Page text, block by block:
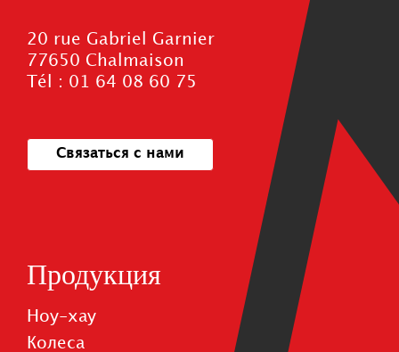
20 rue Gabriel Garnier
77650 Chalmaison
Tél : 01 64 08 60 75
Связаться с нами
Продукция
Ноу-хау
Колеса